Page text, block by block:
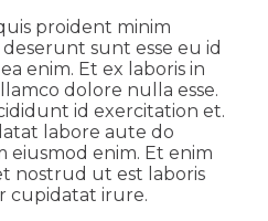
proident minim
sunt esse eu id
enim. Et ex laboris in
dolore nulla esse.
id exercitation et.
labore aute do
eiusmod enim. Et enim
nostrud ut est laboris
cupidatat irure.